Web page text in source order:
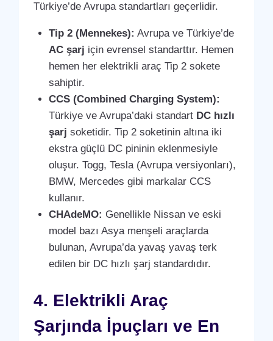
Türkiye’de Avrupa standartları geçerlidir.
Tip 2 (Mennekes): Avrupa ve Türkiye’de
AC şarj için evrensel standarttır. Hemen
hemen her elektrikli araç Tip 2 sokete
sahiptir.
CCS (Combined Charging System):
Türkiye ve Avrupa’daki standart DC hızlı
şarj soketidir. Tip 2 soketinin altına iki
ekstra güçlü DC pininin eklenmesiyle
oluşur. Togg, Tesla (Avrupa versiyonları),
BMW, Mercedes gibi markalar CCS
kullanır.
CHAdeMO: Genellikle Nissan ve eski
model bazı Asya menşeli araçlarda
bulunan, Avrupa’da yavaş yavaş terk
edilen bir DC hızlı şarj standardıdır.
4. Elektrikli Araç
Şarjında İpuçları ve En